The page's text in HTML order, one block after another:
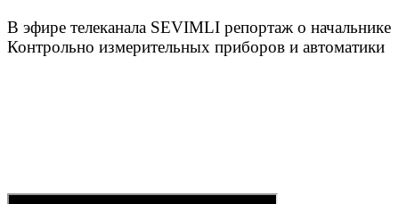
В эфире телеканала SEVIMLI репортаж о начальнике
Контрольно измерительных приборов и автоматики